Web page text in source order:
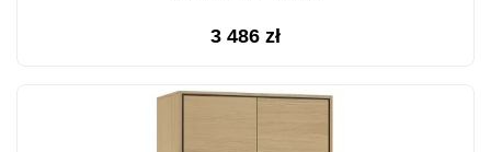
3 486 zł